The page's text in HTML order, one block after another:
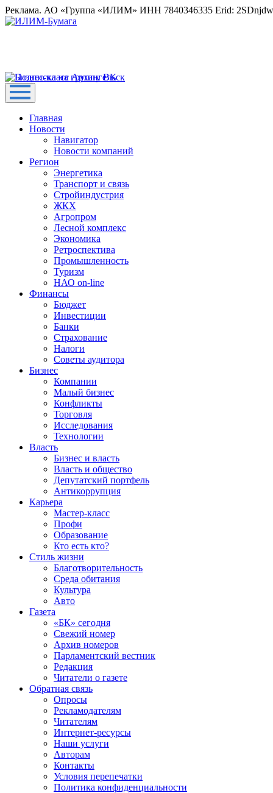
Реклама. АО «Группа «ИЛИМ» ИНН 7840346335 Erid:
Главная
Новости
Навигатор
Новости компаний
Регион
Энергетика
Транспорт и связь
Стройиндустрия
ЖКХ
Агропром
Лесной комплекс
Экономика
Ретроспектива
Промышленность
Туризм
НАО on-line
Финансы
Бюджет
Инвестиции
Банки
Страхование
Налоги
Советы аудитора
Бизнес
Компании
Малый бизнес
Конфликты
Торговля
Исследования
Технологии
Власть
Бизнес и власть
Власть и общество
Депутатский портфель
Антикоррупция
Карьера
Мастер-класс
Профи
Образование
Кто есть кто?
Стиль жизни
Благотворительность
Среда обитания
Культура
Авто
Газета
«БК» сегодня
Свежий номер
Архив номеров
Парламентский вестник
Редакция
Читатели о газете
Обратная связь
Опросы
Рекламодателям
Читателям
Интернет-ресурсы
Наши услуги
Авторам
Контакты
Условия перепечатки
Политика конфиденциальности